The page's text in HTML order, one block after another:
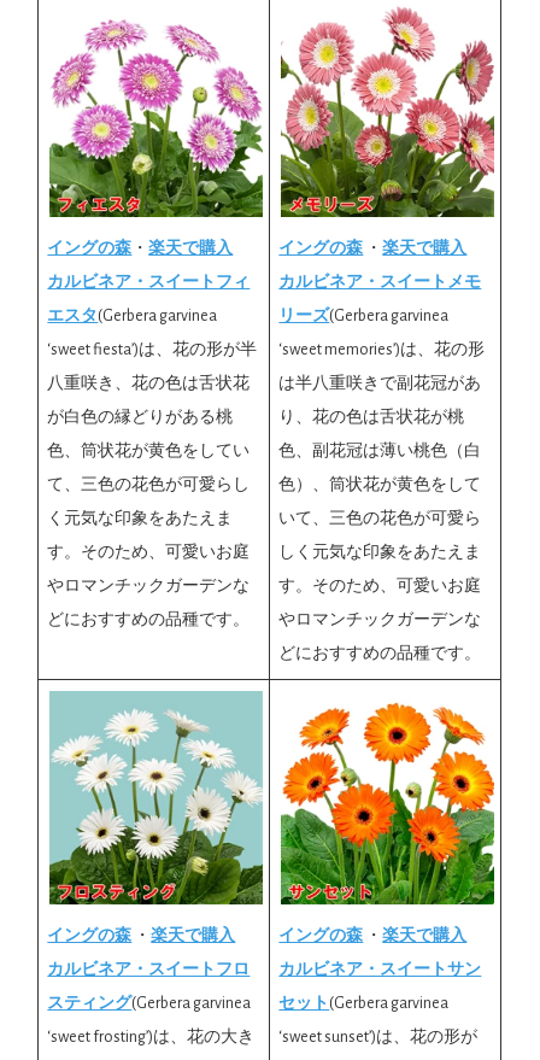
イングの森 ・楽天で購入
カルビネア・スイートフィ
エスタ (Gerbera garvinea
‘sweet fiesta’)は、花の形が半
八重咲き、花の色は舌状花
が白色の縁どりがある桃
色、筒状花が黄色をしてい
て、三色の花色が可愛らし
く元気な印象をあたえま
す。そのため、可愛いお庭
やロマンチックガーデンな
どにおすすめの品種です。
イングの森 ・楽天で購入
カルビネア・スイートメモ
リーズ(Gerbera garvinea
‘sweet memories’)は、花の形
は半八重咲きで副花冠があ
り、花の色は舌状花が桃
色、副花冠は薄い桃色（白
色）、筒状花が黄色をして
いて、三色の花色が可愛ら
しく元気な印象をあたえま
す。そのため、可愛いお庭
やロマンチックガーデンな
どにおすすめの品種です。
イングの森 ・楽天で購入
カルビネア・スイートフロ
スティング(Gerbera garvinea
‘sweet frosting’)は、花の大き
イングの森 ・楽天で購入
カルビネア・スイートサン
セット (Gerbera garvinea
‘sweet sunset’)は、花の形が